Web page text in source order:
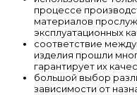
процессе
материалов
эксплуатационных
соответствие
изделия прошли
гарантирует их
большой выбор
зависимости от